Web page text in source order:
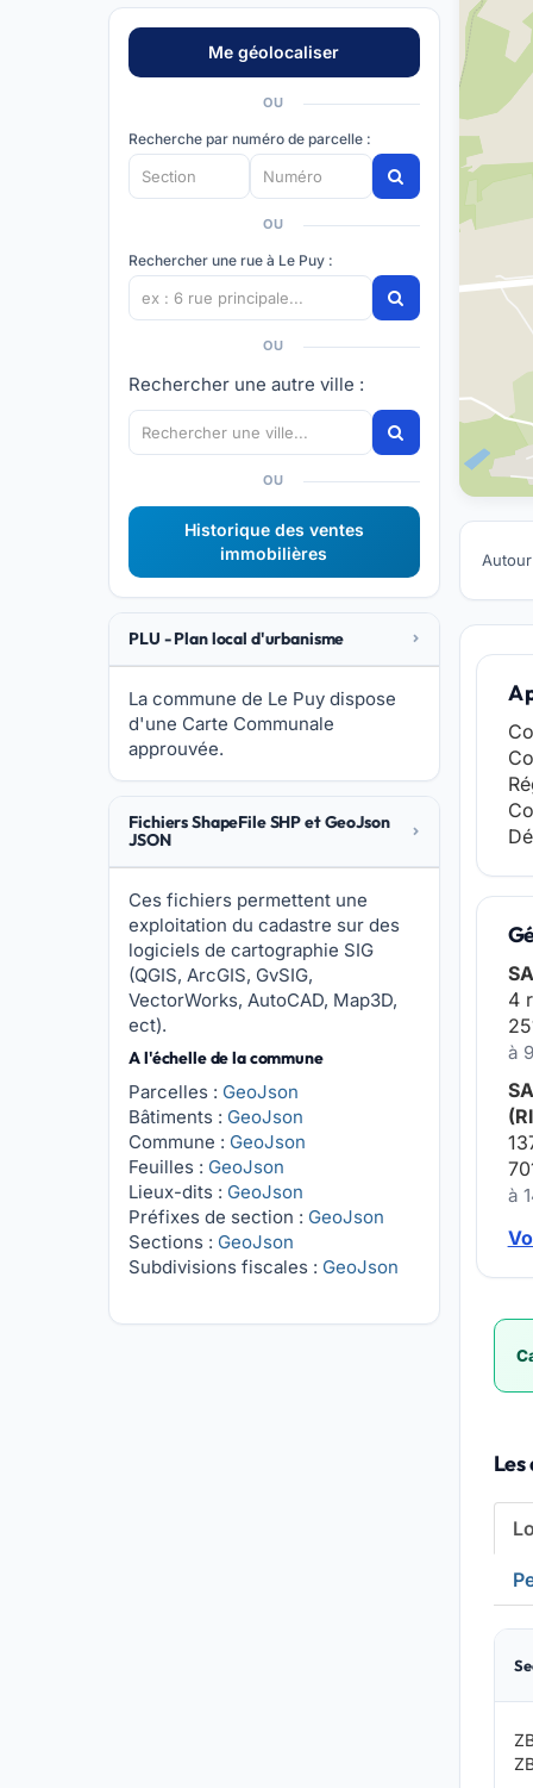
OU
Recherche par numéro de parcelle :
OU
Rechercher une rue à Le Puy :
OU
Rechercher une autre ville :
OU
Historique des ventes
immobilières
PLU - Plan local d'urbanisme
La commune de Le Puy dispose
d'une Carte Communale
approuvée.
Fichiers ShapeFile SHP et GeoJson
JSON
Ces fichiers permettent une
exploitation du cadastre sur des
logiciels de cartographie SIG
(QGIS, ArcGIS, GvSIG,
VectorWorks, AutoCAD, Map3D,
ect).
A l'échelle de la commune
Parcelles : GeoJson
Bâtiments : GeoJson
Commune : GeoJson
Feuilles : GeoJson
Lieux-dits : GeoJson
Préfixes de section : GeoJson
Sections : GeoJson
Subdivisions fiscales : GeoJson
A
4
à
à